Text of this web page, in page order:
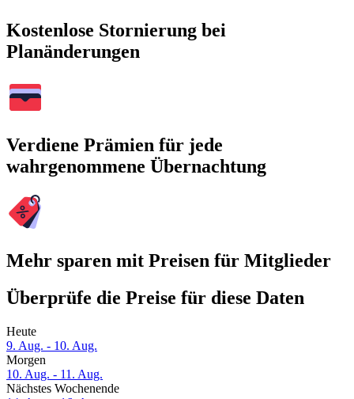
Kostenlose Stornierung bei
Planänderungen
Verdiene Prämien für jede
wahrgenommene Übernachtung
Mehr sparen mit Preisen für Mitglieder
Überprüfe die Preise für diese Daten
Heute
9. Aug. - 10. Aug.
Morgen
10. Aug. - 11. Aug.
Nächstes Wochenende